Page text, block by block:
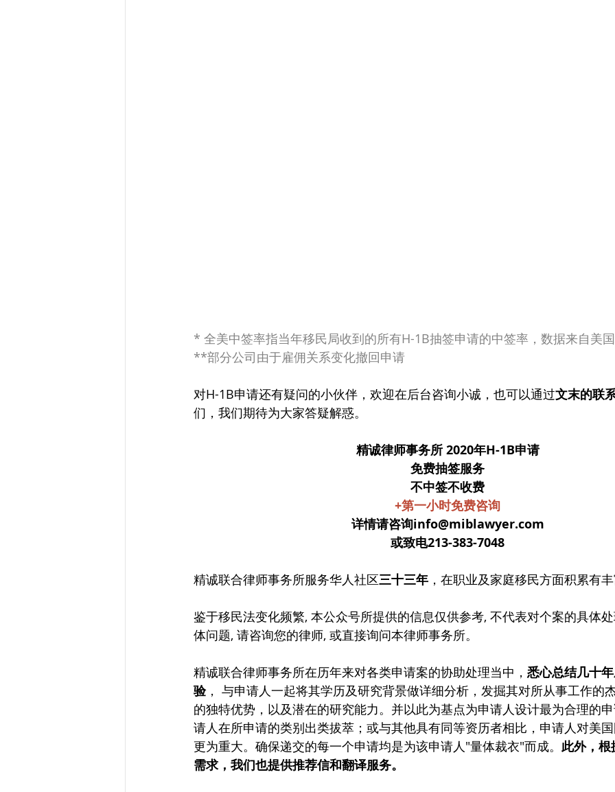
* 全美中签率指当年移民局收到的所有H-1B抽签申请的中签率，数据来自美
**部分公司由于雇佣关系变化撤回申请
对H-1B申请还有疑问的小伙伴，欢迎在后台咨询小诚，也可以通过文末的联
们，我们期待为大家答疑解惑。
精诚律师事务所 2020年H-1B申请
免费抽签服务
不中签不收费
+第一小时免费咨询
详情请咨询info@miblawyer.com
或致电213-383-7048
精诚联合律师事务所服务华人社区三十三年 ，在职业及家庭移民方面积累有丰
鉴于移民法变化频繁, 本公众号所提供的信息仅供参考, 不代表对个案的具体
体问题, 请咨询您的律师, 或直接询问本律师事务所。
精诚联合律师事务所在历年来对各类申请案的协助处理当中， 悉心总结几十
验， 与申请人一起将其学历及研究背景做详细分析，发掘其对所从事工作的
的独特优势，以及潜在的研究能力。并以此为基点为申请人设计最为合理的
请人在所申请的类别出类拔萃；或与其他具有同等资历者相比，申请人对美
更为重大。确保递交的每一个申请均是为该申请人"量体裁衣"而成。 此外，根
需求，我们也提供推荐信和翻译服务。